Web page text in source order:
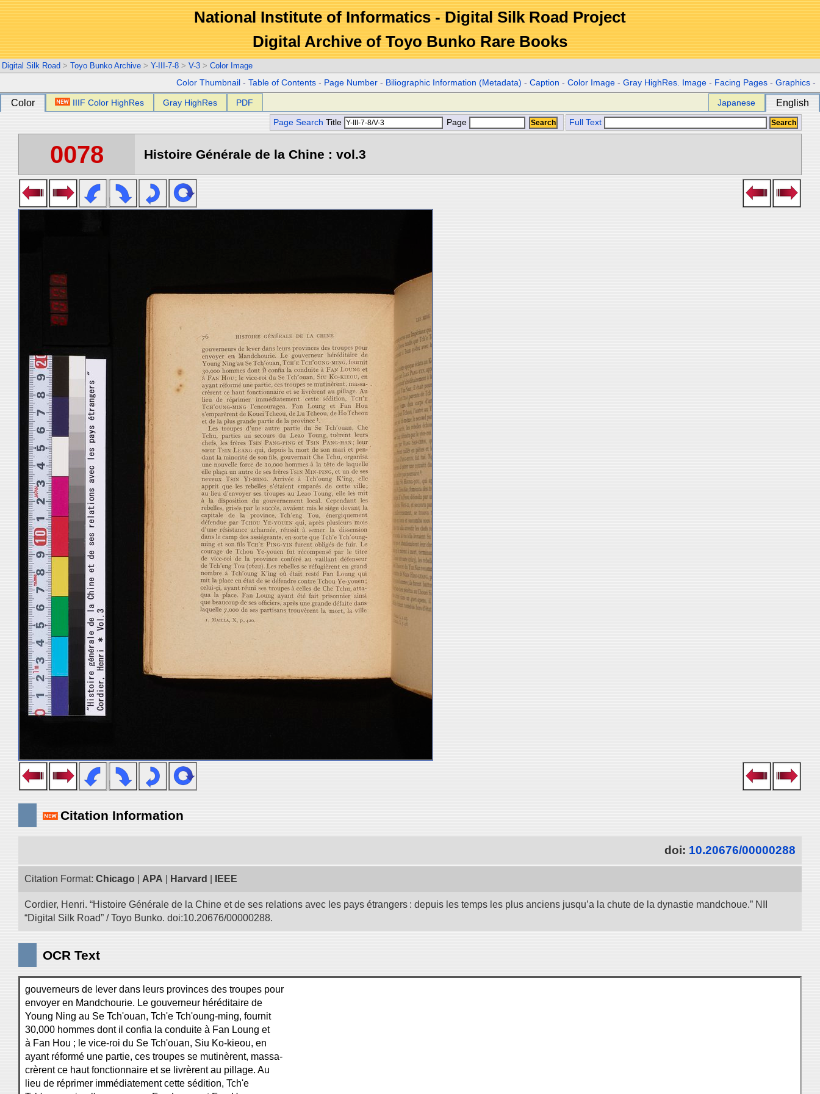
National Institute of Informatics - Digital Silk Road Project
Digital Archive of Toyo Bunko Rare Books
Digital Silk Road > Toyo Bunko Archive > Y-III-7-8 > V-3 > Color Image
Color Thumbnail -Table of Contents - Page Number - Biliographic Information (Metadata) -Caption -Color Image -Gray HighRes. Image - Facing Pages -Graphics -
Color IIIF Color HighRes Gray HighRes PDF Japanese English
Page Search Title Page Full Text
0078 Histoire Générale de la Chine : vol.3
Citation Information
doi: 10.20676/00000288
Citation Format: Chicago APA Harvard IEEE
Cordier, Henri. “Histoire Générale de la Chine et de ses relations avec les pays étrangers : depuis les temps les plus anciens jusqu’a la chute de la dynastie mandchoue.” NII
“Digital Silk Road” / Toyo Bunko. doi:10.20676/00000288.
OCR Text
gouverneurs de lever dans leurs provinces des troupes pour
envoyer en Mandchourie. Le gouverneur héréditaire de
Young Ning au Se Tch'ouan, Tch'e Tch'oung-ming, fournit
30,000 hommes dont il confia la conduite à Fan Loung et
à Fan Hou ; le vice-roi du Se Tch'ouan, Siu Ko-kieou, en
ayant réformé une partie, ces troupes se mutinèrent, massa-
crèrent ce haut fonctionnaire et se livrèrent au pillage. Au
lieu de réprimer immédiatement cette sédition, Tch'e